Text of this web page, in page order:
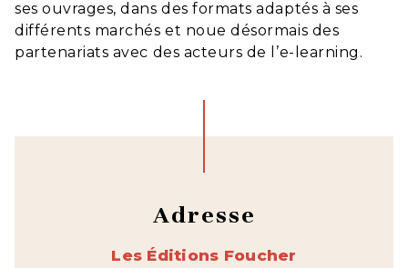
ses ouvrages, dans des formats adaptés à ses
différents marchés et noue désormais des
partenariats avec des acteurs de l’e-learning.
Adresse
Les Éditions Foucher